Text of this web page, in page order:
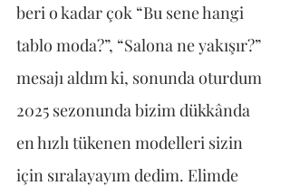
beri o kadar çok “Bu sene hangi
tablo moda?”, “Salona ne yakışır?”
mesajı aldım ki, sonunda oturdum
2025 sezonunda bizim dükkânda
en hızlı tükenen modelleri sizin
için sıralayayım dedim. Elimde